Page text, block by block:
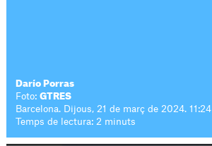
Darío Porras
Foto:GTRES
Barcelona. Dijous, 21 de març de 2024. 11:24
Temps de lectura: 2 minuts